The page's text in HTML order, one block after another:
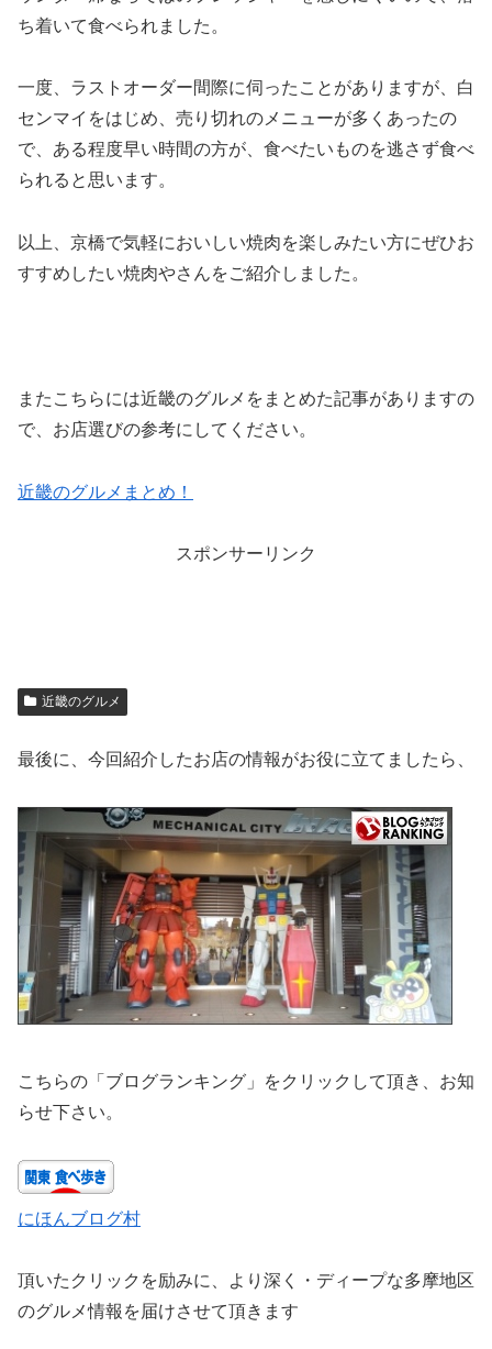
ち着いて食べられました。
一度、ラストオーダー間際に伺ったことがありますが、白
センマイをはじめ、売り切れのメニューが多くあったの
で、ある程度早い時間の方が、食べたいものを逃さず食べ
られると思います。
以上、京橋で気軽においしい焼肉を楽しみたい方にぜひお
すすめしたい焼肉やさんをご紹介しました。
またこちらには近畿のグルメをまとめた記事がありますの
で、お店選びの参考にしてください。
近畿のグルメまとめ！
スポンサーリンク
近畿のグルメ
最後に、今回紹介したお店の情報がお役に立てましたら、
こちらの「ブログランキング」をクリックして頂き、お知
らせ下さい。
にほんブログ村
頂いたクリックを励みに、より深く・ディープな多摩地区
のグルメ情報を届けさせて頂きます